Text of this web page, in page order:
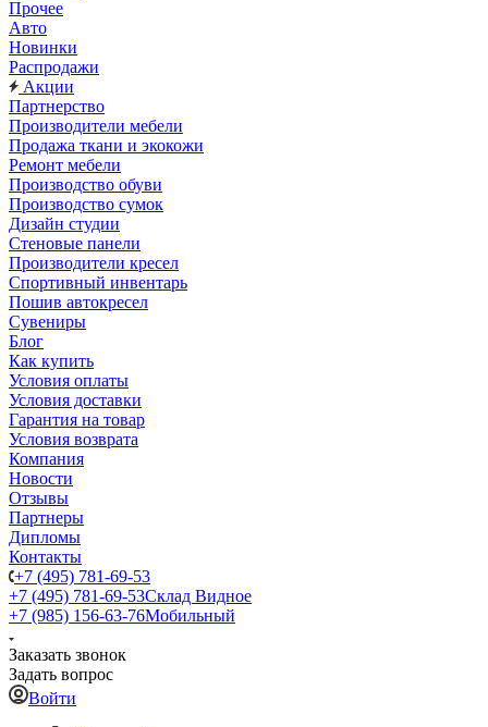
Прочее
Авто
Новинки
Распродажи
Акции
Партнерство
Производители мебели
Продажа ткани и экокожи
Ремонт мебели
Производство обуви
Производство сумок
Дизайн студии
Стеновые панели
Производители кресел
Спортивный инвентарь
Пошив автокресел
Сувениры
Блог
Как купить
Условия оплаты
Условия доставки
Гарантия на товар
Условия возврата
Компания
Новости
Отзывы
Партнеры
Дипломы
Контакты
+7 (495) 781-69-53
+7 (495) 781-69-53Склад Видное
+7 (985) 156-63-76Мобильный
Заказать звонок
Задать вопрос
Войти